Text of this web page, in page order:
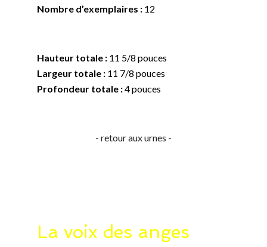
Nombre d’exemplaires : 12
Hauteur totale : 11 5/8 pouces
Largeur totale : 11 7/8 pouces
Profondeur totale :4 pouces
- retour aux urnes -
La voix des anges